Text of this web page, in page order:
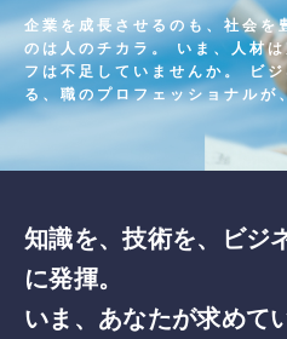
企業を成長させるのも、社会を
のは人のチカラ。いま、人材は
フは不足していませんか。
ビ
る、職のプロフェッショナルが
知識を、技術を、ビジ
に発揮。
いま、あなたが求めて